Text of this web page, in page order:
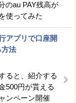
のau PAY残高が
使ってみた
アプリで口座開
方法
ると、紹介する
500円が貰える
ンペーン開催